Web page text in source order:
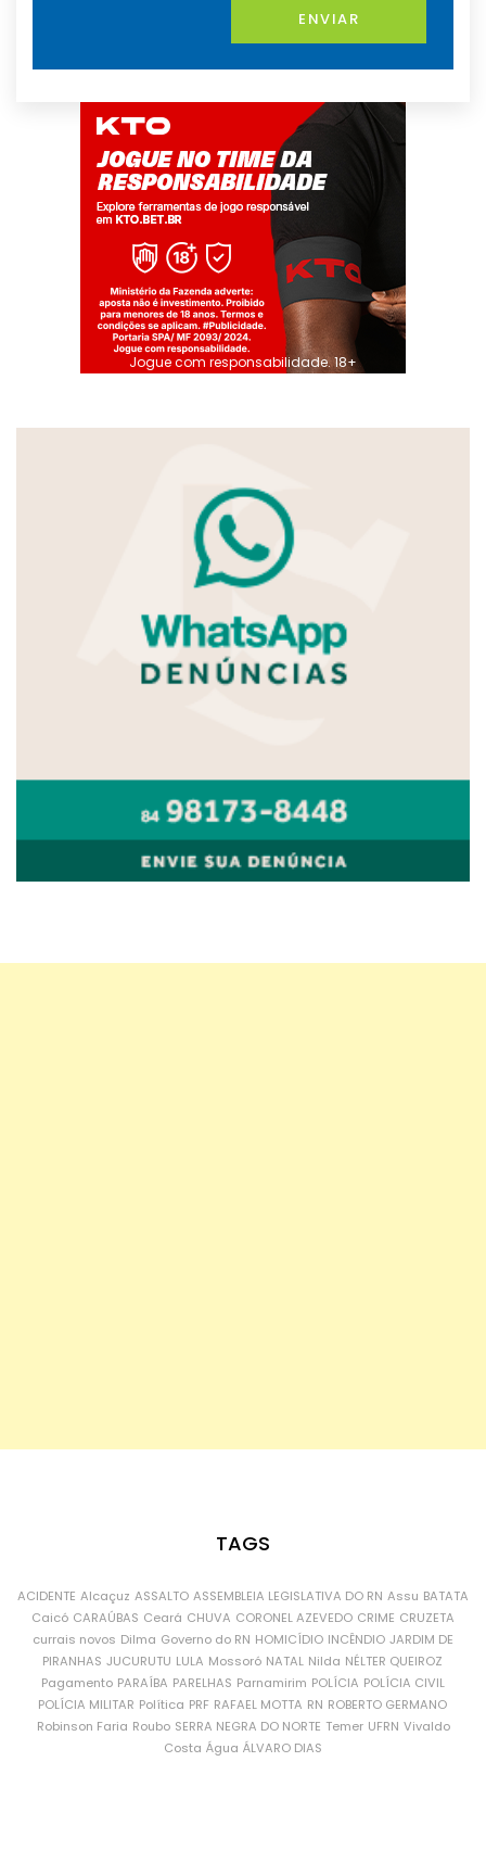
ENVIAR
Jogue com responsabilidade. 18+
TAGS
ACIDENTE Alcaçuz ASSALTO ASSEMBLEIA LEGISLATIVA DO RN Assu BATATA
Caicó CARAÚBAS Ceará CHUVA CORONEL AZEVEDO CRIME CRUZETA
currais novos Dilma Governo do RN HOMICÍDIO INCÊNDIO JARDIM DE
PIRANHAS JUCURUTU LULA Mossoró NATAL Nilda NÉLTER QUEIROZ
Pagamento PARAÍBA PARELHAS Parnamirim POLÍCIA POLÍCIA CIVIL
POLÍCIA MILITAR Política PRF RAFAEL MOTTA RN ROBERTO GERMANO
Robinson Faria Roubo SERRA NEGRA DO NORTE Temer UFRN Vivaldo
Costa Água ÁLVARO DIAS